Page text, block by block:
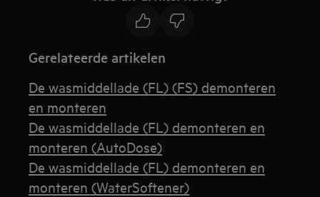
Gerelateerde artikelen
De wasmiddellade (FL) (FS) demonteren
en monteren
De wasmiddellade (FL) demonteren en
monteren (AutoDose)
De wasmiddellade (FL) demonteren en
monteren (WaterSoftener)